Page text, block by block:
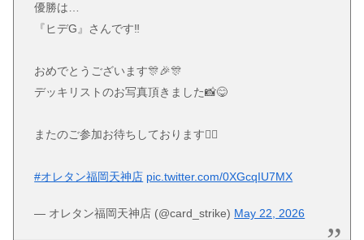
優勝は…
『ヒデG』さんです‼️
おめでとうございます🎊🎉🎊
デッキリストのお写真頂きました📸😋
またのご参加お待ちしております🙇‍♂️
#オレタン福岡天神店 pic.twitter.com/0XGcqIU7MX
— オレタン福岡天神店 (@card_strike) May 22, 2026